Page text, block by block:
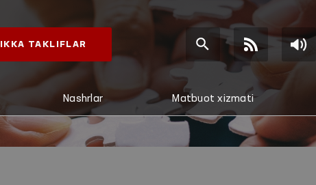
TAKLIFLAR
Nashrlar Matbuot xizmati